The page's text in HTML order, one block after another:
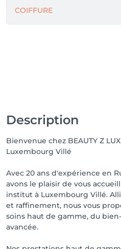
COIFFURE
Description
Bienvenue chez BEAUTY Z
Luxembourg Villé
Avec 20 ans d'expérience en
avons le plaisir de vous
institut à Luxembourg Villé.
et raffinement, nous vous
soins haut de gamme, du
avancée.